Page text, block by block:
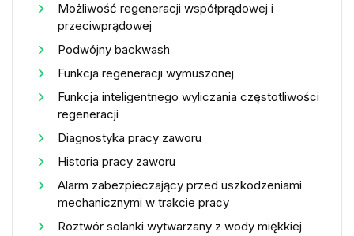
Możliwość regeneracji współprądowej i
przeciwprądowej
Podwójny backwash
Funkcja regeneracji wymuszonej
Funkcja inteligentnego wyliczania częstotliwości
regeneracji
Diagnostyka pracy zaworu
Historia pracy zaworu
Alarm zabezpieczający przed uszkodzeniami
mechanicznymi w trakcie pracy
Roztwór solanki wytwarzany z wody miękkiej